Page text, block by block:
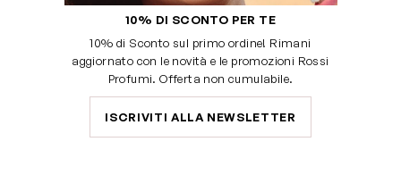
10% DI SCONTO PER TE
10% di Sconto sul primo ordine! Rimani
aggiornato con le novità e le promozioni Rossi
Profumi. Offerta non cumulabile.
ISCRIVITI ALLA NEWSLETTER